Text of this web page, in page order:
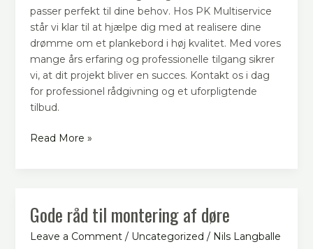
passer perfekt til dine behov. Hos PK Multiservice
står vi klar til at hjælpe dig med at realisere dine
drømme om et plankebord i høj kvalitet. Med vores
mange års erfaring og professionelle tilgang sikrer
vi, at dit projekt bliver en succes. Kontakt os i dag
for professionel rådgivning og et uforpligtende
tilbud.
Read More »
Gode råd til montering af døre
Leave a Comment / Uncategorized / Nils Langballe
Gode
råd
til